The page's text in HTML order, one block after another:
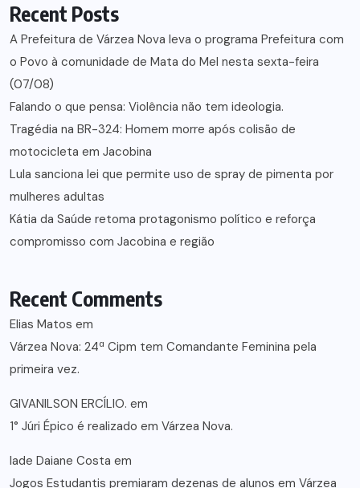
Recent Posts
A Prefeitura de Várzea Nova leva o programa Prefeitura com
o Povo à comunidade de Mata do Mel nesta sexta-feira
(07/08)
Falando o que pensa: Violência não tem ideologia.
Tragédia na BR-324: Homem morre após colisão de
motocicleta em Jacobina
Lula sanciona lei que permite uso de spray de pimenta por
mulheres adultas
Kátia da Saúde retoma protagonismo político e reforça
compromisso com Jacobina e região
Recent Comments
Elias Matos em
Várzea Nova: 24ª Cipm tem Comandante Feminina pela
primeira vez.
GIVANILSON ERCÍLIO. em
1° Júri Épico é realizado em Várzea Nova.
lade Daiane Costa em
Jogos Estudantis premiaram dezenas de alunos em Várzea